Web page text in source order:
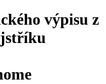
výpisu z